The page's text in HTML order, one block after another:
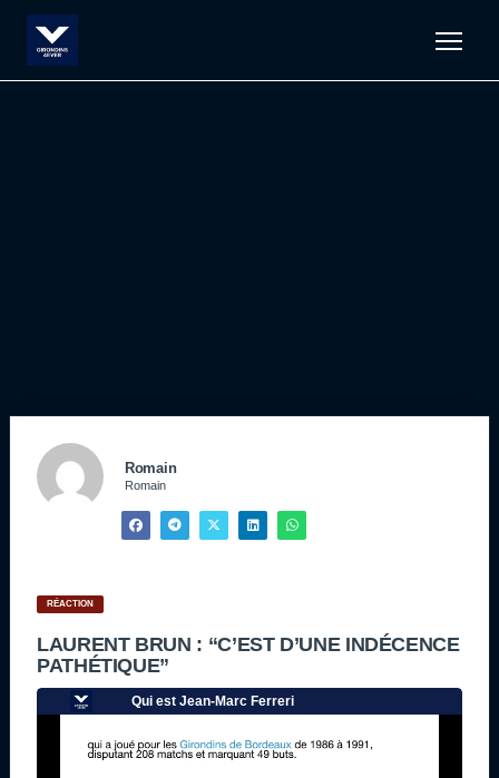
Romain
Romain
RÉACTION
LAURENT BRUN : “C’EST D’UNE INDÉCENCE
PATHÉTIQUE”